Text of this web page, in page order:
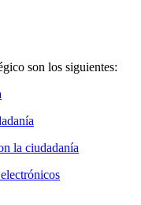
son los siguientes:
la ciudadanía